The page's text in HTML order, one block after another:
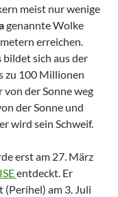
meist nur wenige
genannte Wolke
erreichen.
bildet sich aus der
zu 100 Millionen
der Sonne weg
der Sonne und
wird sein Schweif.
erst am 27. März
entdeckt. Er
am 3. Juli